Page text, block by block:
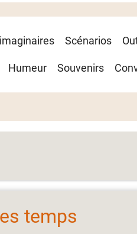
Scénarios
Humeur Souvenirs
temps